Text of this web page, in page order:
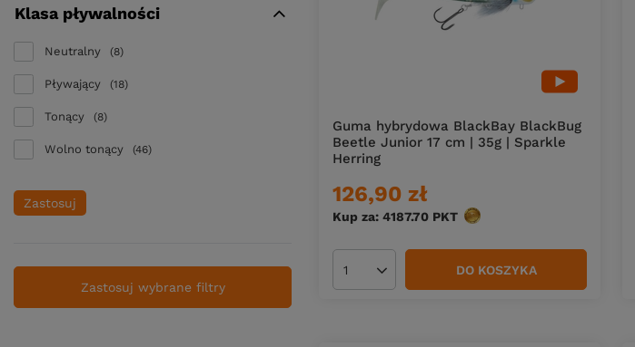
Klasa pływalności
Neutralny 8
Pływający 18
Tonący 8
Wolno tonący 46
Zastosuj
Zastosuj wybrane filtry
Guma hybrydowa BlackBay BlackBug
Beetle Junior 17 cm | 35g | Sparkle
Herring
126,90 zł
Kup za: 4187.70 PKT punktów
Ilość produktów DO KOSZYKA